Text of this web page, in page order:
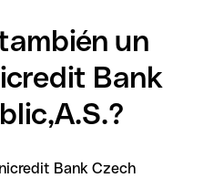
un
Bank
Bank Czech